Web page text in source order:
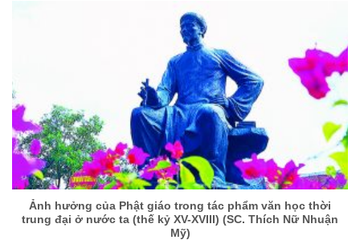
Ảnh hưởng của Phật giáo trong tác phẩm văn học thời
trung đại ở nước ta (thế kỷ XV-XVIII) (SC. Thích Nữ Nhuận
Mỹ)